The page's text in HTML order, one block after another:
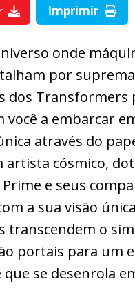
Imprimir
onde
por
dos Transformers
você a embarcar
através do
artista cósmico,
e seus
a sua visão
transcendem o
portais para um
se desenrola